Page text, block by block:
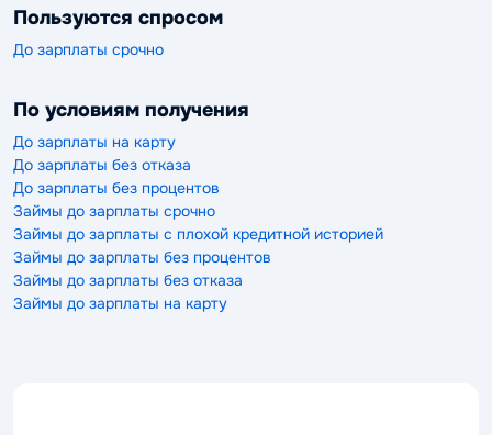
Пользуются спросом
До зарплаты срочно
По условиям получения
До зарплаты на карту
До зарплаты без отказа
До зарплаты без процентов
Займы до зарплаты срочно
Займы до зарплаты с плохой кредитной историей
Займы до зарплаты без процентов
Займы до зарплаты без отказа
Займы до зарплаты на карту